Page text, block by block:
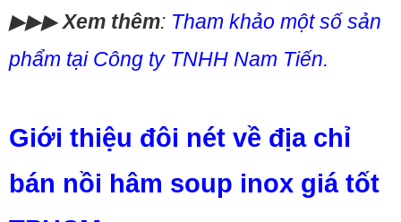
▶▶▶ Xem thêm: Tham khảo một số sản
phẩm tại Công ty TNHH Nam Tiến.
Giới thiệu đôi nét về địa chỉ
bán nồi hâm soup inox giá tốt